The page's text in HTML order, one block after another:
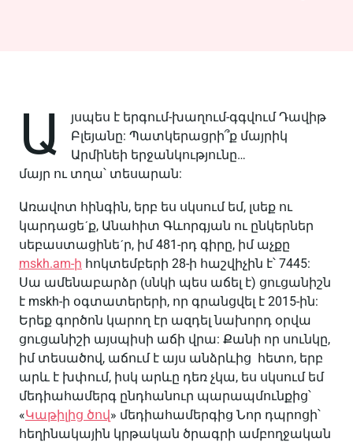
Ա
յսպես է երգում-խաղում-գգվում Դավիթ
Բլեյանը: Պատկերացրի՞ք մայրիկ
Արմինեի երջանկությունը…
մայր ու տղա՝ տեսարան:
Առավոտ հինգին, երբ ես սկսում եմ, լսեք ու
կարդացեˊք, Անահիտ Գևորգյան ու ընկերներ
սեբաստացինեˊր, իմ 481-րդ գիրը, իմ աչքը
mskh.am-ի հոկտեմբերի 28-ի հաշվիչին է՝ 7445:
Սա ամենաբարձր (սնկի պես աճել է) ցուցանիշն
է mskh-ի օգտատերերի, որ գրանցվել է 2015-ին:
Երեք գործոն կարող էր ազդել նախորդ օրվա
ցուցանիշի այսպիսի աճի վրա: Քանի որ սունկը,
իմ տեսածով, աճում է այս անձրևից հետո, երբ
արև է խփում, իսկ արևը դեռ չկա, ես սկսում եմ
մեդիահամերգ ընդհանուր պարապմունքից՝
«Կաթիլից ծով» մեդիահամերգից Նոր դպրոցի՝
հեղինակային կրթական ծրագրի ամբողջական